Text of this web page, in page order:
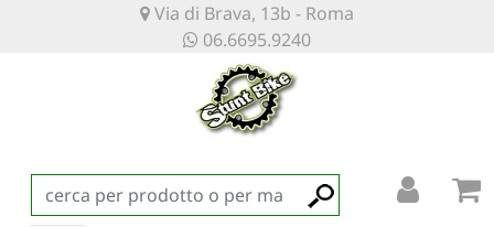
Via di Brava, 13b - Roma
06.6695.9240